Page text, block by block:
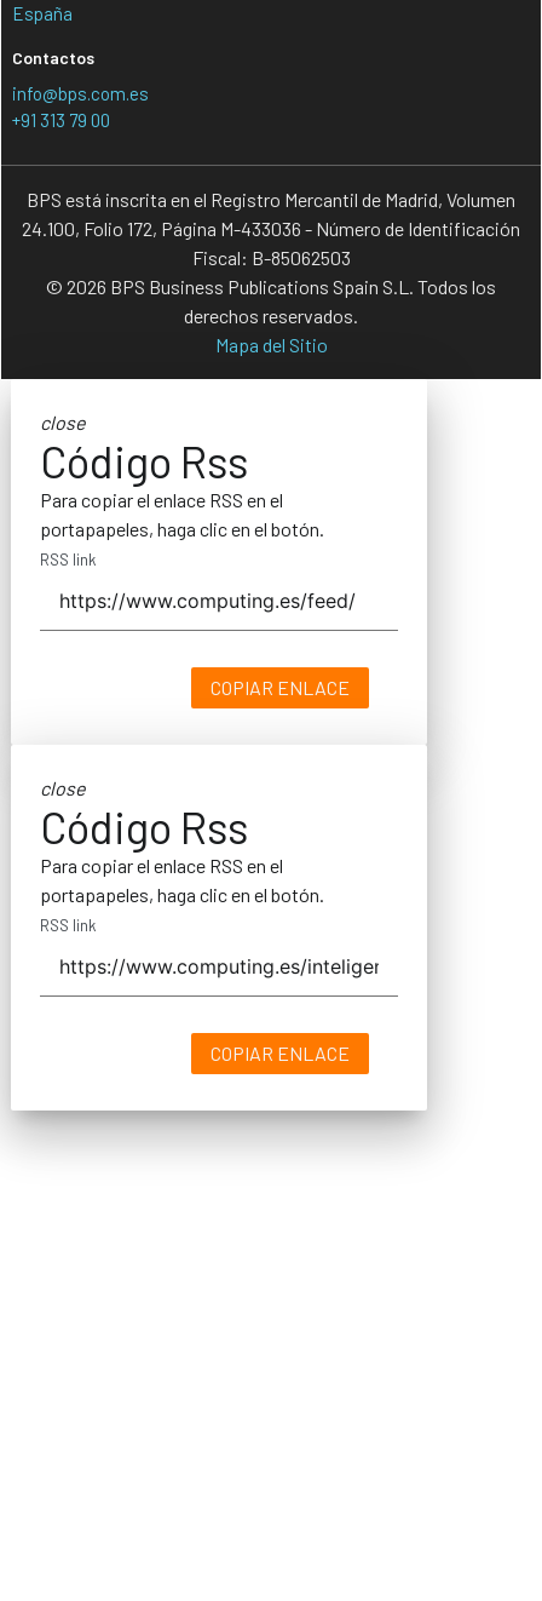
España
Contactos
info@bps.com.es
+91 313 79 00
BPS está inscrita en el Registro Mercantil de Madrid, Volumen
24.100, Folio 172, Página M-433036 - Número de Identificación
Fiscal: B-85062503
© 2026 BPS Business Publications Spain S.L. Todos los
derechos reservados.
Mapa del Sitio
close
Código Rss
Para copiar el enlace RSS en el
portapapeles, haga clic en el botón.
RSS link
COPIAR ENLACE
close
Código Rss
Para copiar el enlace RSS en el
portapapeles, haga clic en el botón.
RSS link
COPIAR ENLACE